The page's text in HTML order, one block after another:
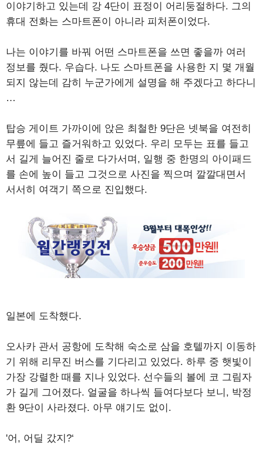
이야기하고 있는데 강 4단이 표정이 어리둥절하다. 그의
휴대 전화는 스마트폰이 아니라 피처폰이었다.
나는 이야기를 바꿔 어떤 스마트폰을 쓰면 좋을까 여러
정보를 줬다. 우습다. 나도 스마트폰을 사용한 지 몇 개월
되지 않는데 감히 누군가에게 설명을 해 주겠다고 하다니
…
탑승 게이트 가까이에 앉은 최철한 9단은 넷북을 여전히
무릎에 들고 즐거워하고 있었다. 우리 모두는 표를 들고
서 길게 늘어진 줄로 다가서며, 일행 중 한명의 아이패드
를 손에 높이 들고 그것으로 사진을 찍으며 깔깔대면서
서서히 여객기 쪽으로 진입했다.
일본에 도착했다.
오사카 관서 공항에 도착해 숙소로 삼을 호텔까지 이동하
기 위해 리무진 버스를 기다리고 있었다. 하루 중 햇빛이
가장 강렬한 때를 지나 있었다. 선수들의 볼에 코 그림자
가 길게 그어졌다. 얼굴을 하나씩 들여다보다 보니, 박정
환 9단이 사라졌다. 아무 얘기도 없이.
'어, 어딜 갔지?‘